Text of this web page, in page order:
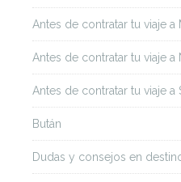
Antes de contratar tu viaje a
Antes de contratar tu viaje a
Antes de contratar tu viaje a
Bután
Dudas y consejos en